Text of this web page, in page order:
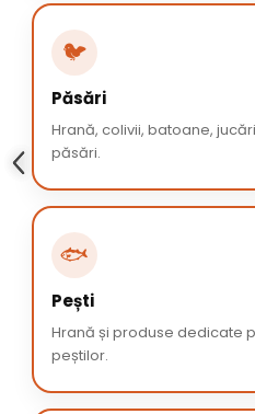
🐦
Păsări
Hrană, colivii, batoane,
păsări.
🐟
Pești
Hrană și produse dedicate
peștilor.